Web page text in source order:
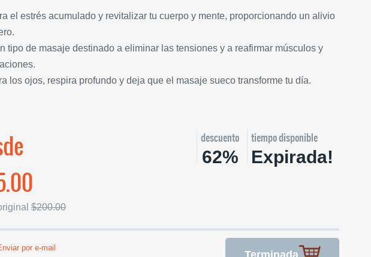
el estrés acumulado y revitalizar tu cuerpo y mente, proporcionando un alivio
tipo de masaje destinado a eliminar las tensiones y a reafirmar músculos y
los ojos, respira profundo y deja que el masaje sueco transforme tu día.
$200.00
descuento
62%
tiempo disponible
Expirada!
Terminada
por e-mail